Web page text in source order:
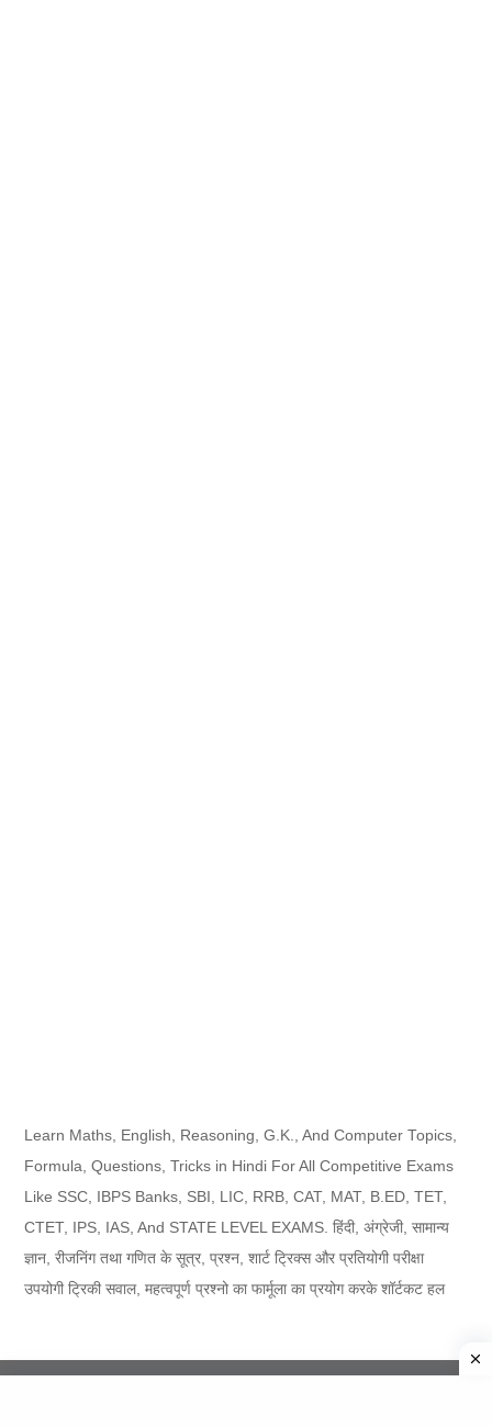
Learn Maths, English, Reasoning, G.K., And Computer Topics,
Formula, Questions, Tricks in Hindi For All Competitive Exams
Like SSC, IBPS Banks, SBI, LIC, RRB, CAT, MAT, B.ED, TET,
CTET, IPS, IAS, And STATE LEVEL EXAMS. हिंदी, अंग्रेजी, सामान्य
ज्ञान, रीजनिंग तथा गणित के सूत्र, प्रश्न, शार्ट ट्रिक्स और प्रतियोगी परीक्षा
उपयोगी ट्रिकी सवाल, महत्वपूर्ण प्रश्नो का फार्मूला का प्रयोग करके शॉर्टकट हल